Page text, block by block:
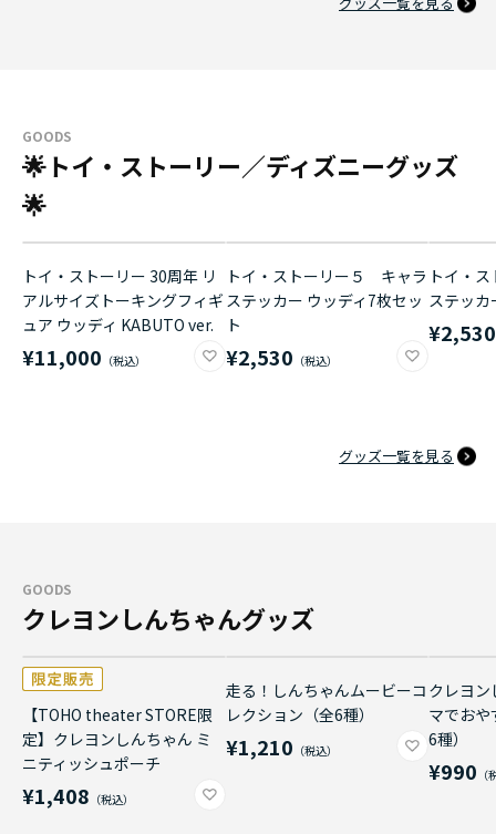
GOODS
🌟トイ・ストーリー／ディズニーグッズ
🌟
トイ・ストーリー 30周年 リ
アルサイズトーキングフィギ
ュア ウッディ KABUTO ver.
¥11,000
トイ・ストーリー５ キャラ
ステッカー ウッディ7枚セッ
ト
¥2,530
トイ・
ステッカ
¥2,530
グッズ一覧を見る
GOODS
クレヨンしんちゃんグッズ
【TOHO theater STORE限
定】クレヨンしんちゃん ミ
ニティッシュポーチ
¥1,408
走る！しんちゃんムービーコ
レクション（全6種）
¥1,210
クレヨ
マでお
6種）
¥990